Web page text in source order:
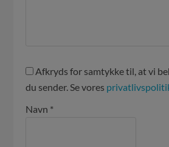
Afkryds for samtykke til, at vi
du sender. Se vores
Navn *